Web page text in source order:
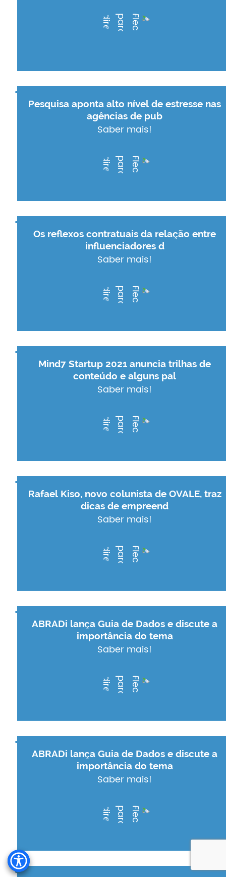
Pesquisa aponta alto nível de estresse nas
agências de pub
Saber mais!
Os reflexos contratuais da relação entre
influenciadores d
Saber mais!
Mind7 Startup 2021 anuncia trilhas de
conteúdo e alguns pal
Saber mais!
Rafael Kiso, novo colunista de OVALE, traz
dicas de empreend
Saber mais!
ABRADi lança Guia de Dados e discute a
importância do tema
Saber mais!
ABRADi lança Guia de Dados e discute a
importância do tema
Saber mais!